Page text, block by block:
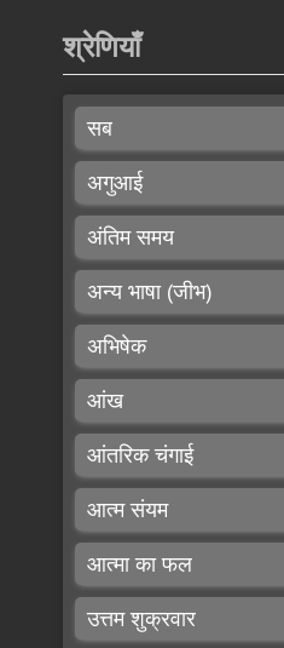
श्रेणियाँ
सब
अगुआई
अंतिम समय
अन्य भाषा (जीभ)
अभिषेक
आंख
आंतरिक चंगाई
आत्म संयम
आत्मा का फल
उत्तम शुक्रवार